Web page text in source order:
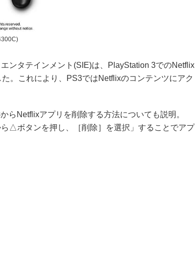
ンタテインメント(SIE)は、PlayStation 3でのNetflix
。これにより、PS3ではNetflixのコンテンツにアク
らNetflixアプリを削除する方法についても説明。
ら△ボタンを押し、［削除］を選択」することでアプ